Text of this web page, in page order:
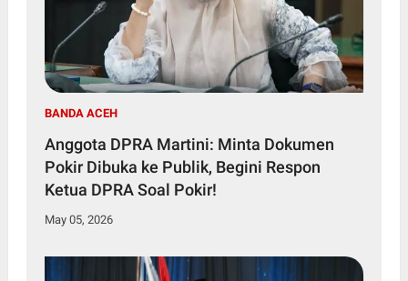
BANDA ACEH
Anggota DPRA Martini: Minta Dokumen
Pokir Dibuka ke Publik, Begini Respon
Ketua DPRA Soal Pokir!
May 05, 2026